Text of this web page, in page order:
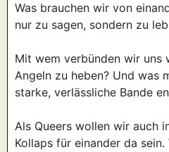
Was brauchen wir von
nur zu sagen, sondern zu
Mit wem verbünden wir uns
Angeln zu heben? Und was
starke, verlässliche Bande
Als Queers wollen wir auch
Kollaps für einander da